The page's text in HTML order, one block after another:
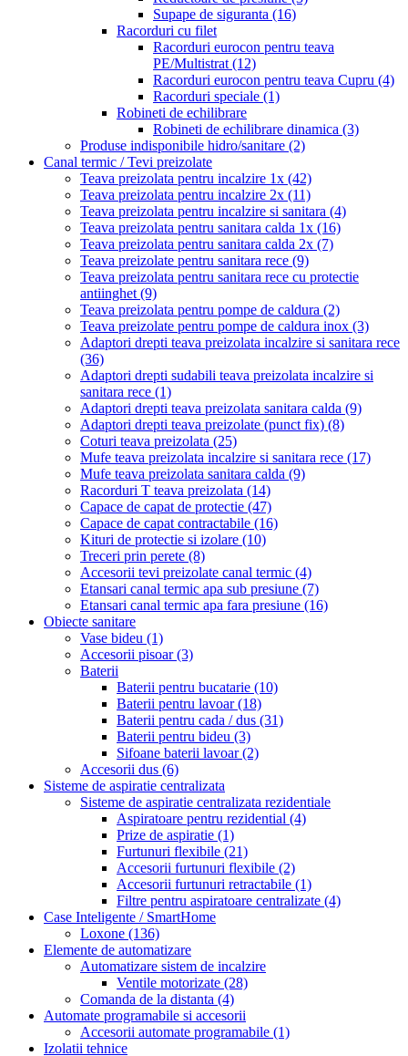
Supape de siguranta (16)
Racorduri cu filet
Racorduri eurocon pentru teava
PE/Multistrat (12)
Racorduri eurocon pentru teava Cupru (4)
Racorduri speciale (1)
Robineti de echilibrare
Robineti de echilibrare dinamica (3)
Produse indisponibile hidro/sanitare (2)
Canal termic / Tevi preizolate
Teava preizolata pentru incalzire 1x (42)
Teava preizolata pentru incalzire 2x (11)
Teava preizolata pentru incalzire si sanitara (4)
Teava preizolata pentru sanitara calda 1x (16)
Teava preizolata pentru sanitara calda 2x (7)
Teava preizolate pentru sanitara rece (9)
Teava preizolata pentru sanitara rece cu protectie
antiinghet (9)
Teava preizolata pentru pompe de caldura (2)
Teava preizolate pentru pompe de caldura inox (3)
Adaptori drepti teava preizolata incalzire si sanitara rece
(36)
Adaptori drepti sudabili teava preizolata incalzire si
sanitara rece (1)
Adaptori drepti teava preizolata sanitara calda (9)
Adaptori drepti teava preizolate (punct fix) (8)
Coturi teava preizolata (25)
Mufe teava preizolata incalzire si sanitara rece (17)
Mufe teava preizolata sanitara calda (9)
Racorduri T teava preizolata (14)
Capace de capat de protectie (47)
Capace de capat contractabile (16)
Kituri de protectie si izolare (10)
Treceri prin perete (8)
Accesorii tevi preizolate canal termic (4)
Etansari canal termic apa sub presiune (7)
Etansari canal termic apa fara presiune (16)
Obiecte sanitare
Vase bideu (1)
Accesorii pisoar(3)
Baterii
Baterii pentru bucatarie (10)
Baterii pentru lavoar(18)
Baterii pentru cada / dus (31)
Baterii pentru bideu (3)
Sifoane baterii lavoar(2)
Accesorii dus (6)
Sisteme de aspiratie centralizata
Sisteme de aspiratie centralizata rezidentiale
Aspiratoare pentru rezidential (4)
Prize de aspiratie (1)
Furtunuri flexibile (21)
Accesorii furtunuri flexibile (2)
Accesorii furtunuri retractabile (1)
Filtre pentru aspiratoare centralizate (4)
Case Inteligente / SmartHome
Loxone (136)
Elemente de automatizare
Automatizare sistem de incalzire
Ventile motorizate (28)
Comanda de la distanta (4)
Automate programabile si accesorii
Accesorii automate programabile (1)
Izolatii tehnice